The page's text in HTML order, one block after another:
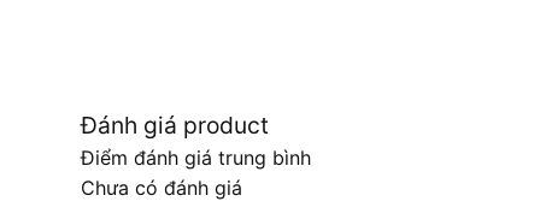
Đánh giá product
Điểm đánh giá trung bình
Chưa có đánh giá